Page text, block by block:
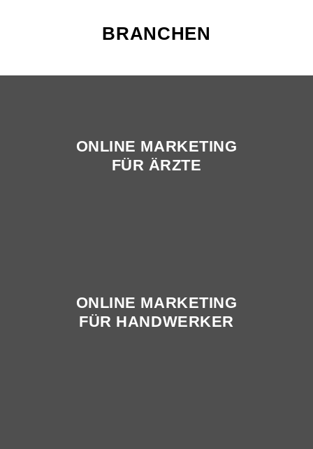
BRANCHEN
ONLINE MARKETING
FÜR ÄRZTE
ONLINE MARKETING
FÜR HANDWERKER